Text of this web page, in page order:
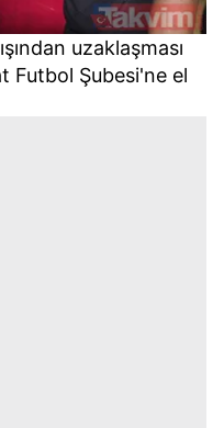
uzaklaşması
Futbol Şubesi'ne el